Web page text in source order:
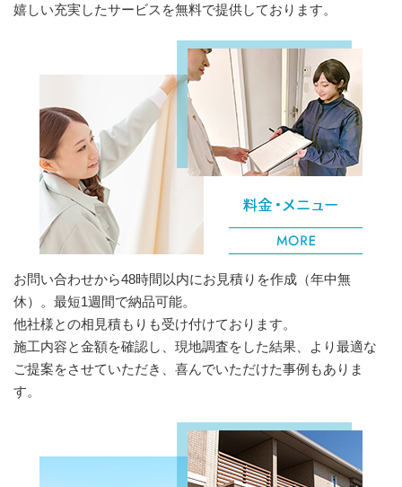
嬉しい充実したサービスを無料で提供しております。
お問い合わせから48時間以内にお見積りを作成（年中無
休）。最短1週間で納品可能。
他社様との相見積もりも受け付けております。
施工内容と金額を確認し、現地調査をした結果、より最適な
ご提案をさせていただき、喜んでいただけた事例もありま
す。